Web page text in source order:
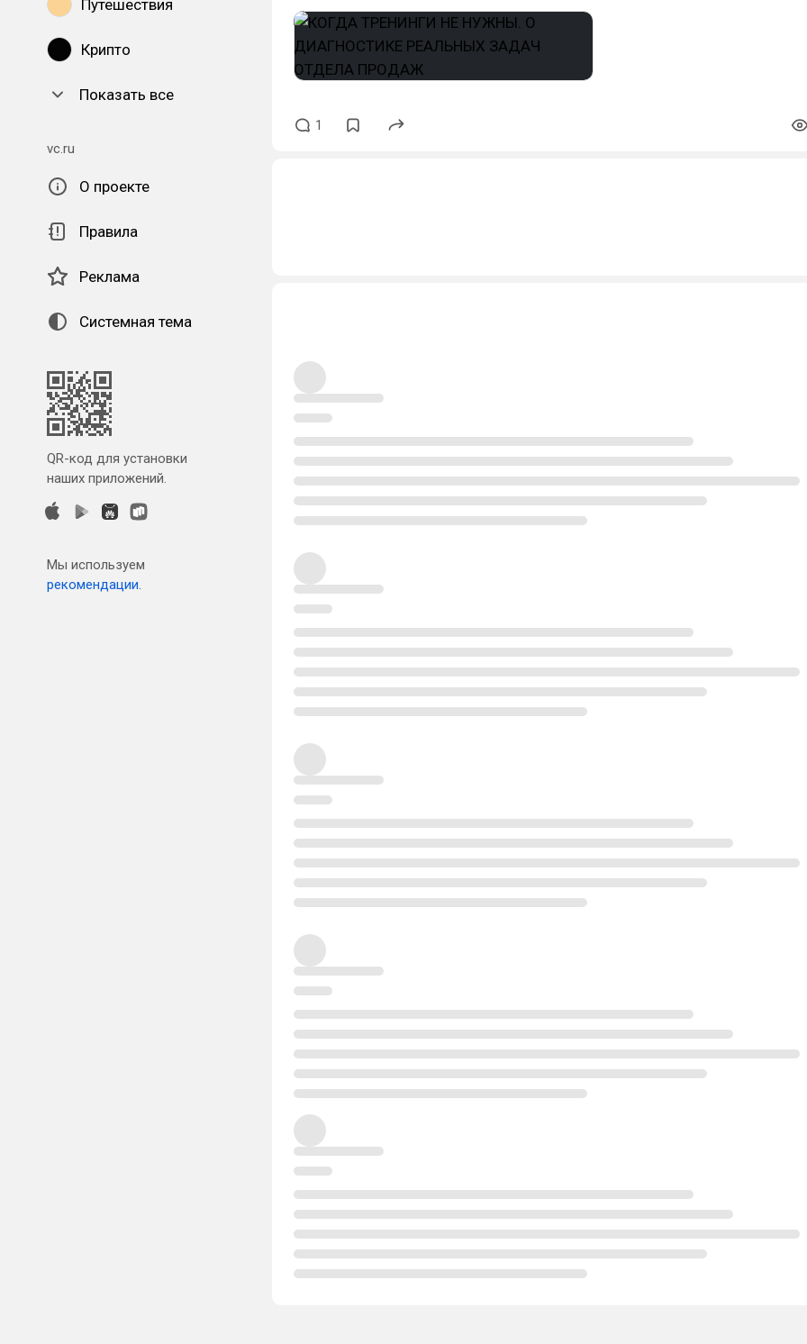
Путешествия
Крипто
Показать все
vc.ru
О проекте
Правила
Реклама
Системная тема
QR-код для установки
наших приложений.
Мы используем
рекомендации.
1